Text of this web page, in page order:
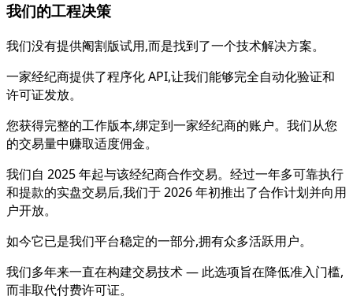
我们的工程决策
我们没有提供阉割版试用,而是找到了一个技术解决方案。
一家经纪商提供了程序化 API,让我们能够完全自动化验证和
许可证发放。
您获得完整的工作版本,绑定到一家经纪商的账户。我们从您
的交易量中赚取适度佣金。
我们自 2025 年起与该经纪商合作交易。经过一年多可靠执行
和提款的实盘交易后,我们于 2026 年初推出了合作计划并向用
户开放。
如今它已是我们平台稳定的一部分,拥有众多活跃用户。
我们多年来一直在构建交易技术 — 此选项旨在降低准入门槛,
而非取代付费许可证。